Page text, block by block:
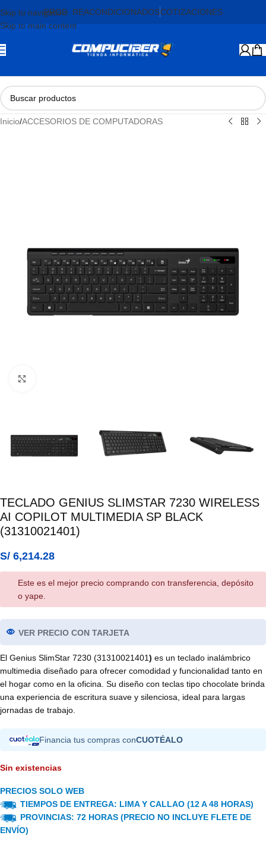
Skip to navigation
Skip to main content
PROD. REACONDICIONADOSCOTIZACIONES
Inicio/ACCESORIOS DE COMPUTADORAS
TECLADO GENIUS SLIMSTAR 7230 WIRELESS
AI COPILOT MULTIMEDIA SP BLACK
(31310021401)
S/ 6,214.28
Este es el mejor precio comprando con transferencia, depósito
o yape.
VER PRECIO CON TARJETA
El Genius SlimStar 7230 (31310021401) es un teclado inalámbrico
multimedia diseñado para ofrecer comodidad y funcionalidad tanto en
el hogar como en la oficina. Su diseño con teclas tipo chocolate brinda
una experiencia de escritura suave y silenciosa, ideal para largas
jornadas de trabajo.
Financia tus compras conCUOTÉALO
Sin existencias
PRECIOS SOLO WEB
TIEMPOS DE ENTREGA: LIMA Y CALLAO (12 A 48 HORAS)
PROVINCIAS: 72 HORAS (PRECIO NO INCLUYE FLETE DE
ENVÍO)